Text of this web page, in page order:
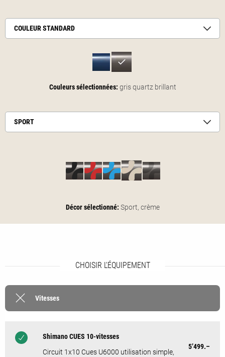
COULEUR STANDARD
Couleurs sélectionnées: gris quartz brillant
SPORT
Décor sélectionné: Sport, crème
CHOISIR L'ÉQUIPEMENT
Vitesses
Shimano CUES 10-vitesses
Circuit 1x10 Cues U6000 utilisation simple,
5’499.–